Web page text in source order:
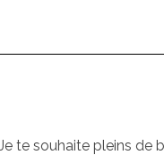
te souhaite pleins de